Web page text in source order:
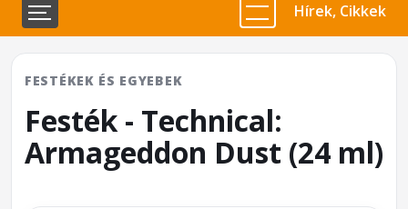
Hírek, Cikkek
FESTÉKEK ÉS EGYEBEK
Festék - Technical:
Armageddon Dust (24 ml)